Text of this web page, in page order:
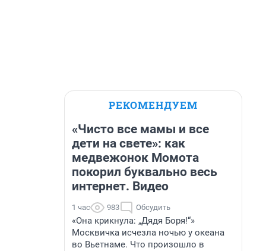
РЕКОМЕНДУЕМ
«Чисто все мамы и все
дети на свете»: как
медвежонок Момота
покорил буквально весь
интернет. Видео
1 час 983 Обсудить
«Она крикнула: „Дядя Боря!“»
Москвичка исчезла ночью у океана
во Вьетнаме. Что произошло в